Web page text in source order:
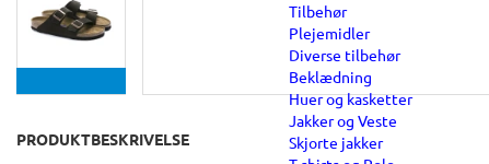
Tilbehør
Plejemidler
Diverse tilbehør
Beklædning
Huer og kasketter
Jakker og Veste
Skjorte jakker
PRODUKTBESKRIVELSE